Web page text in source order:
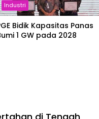
Industri
Bidik Kapasitas Panas
1 GW pada 2028